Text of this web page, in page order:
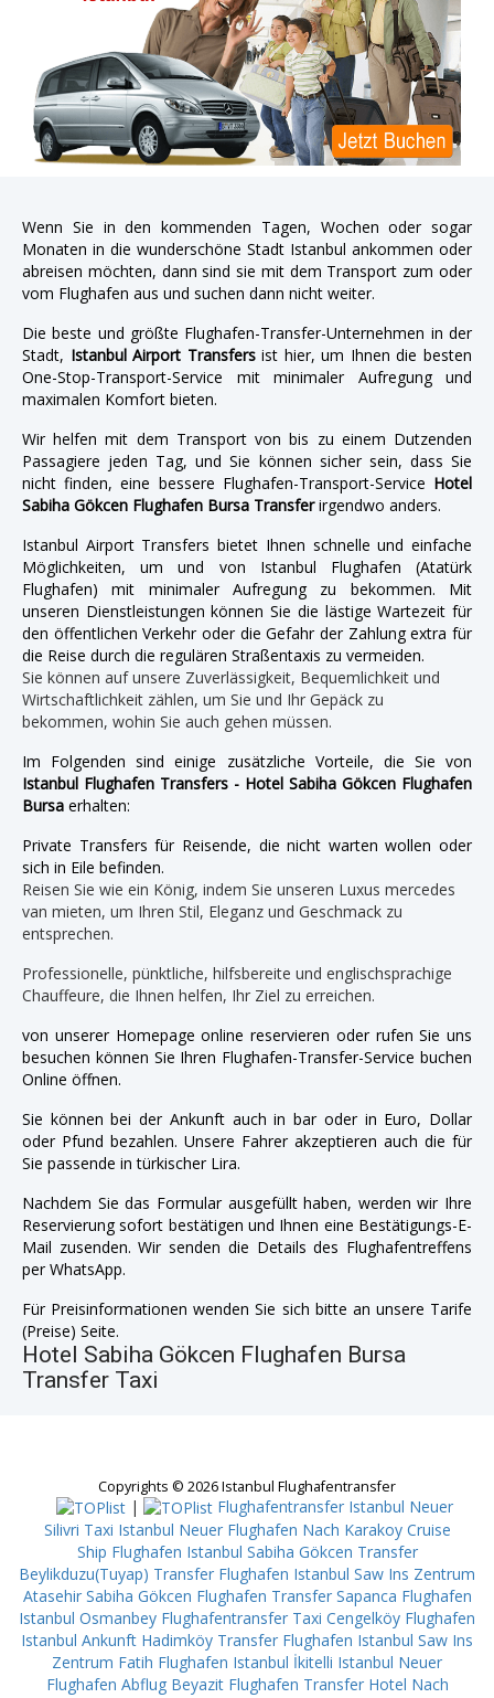
Wenn Sie in den kommenden Tagen, Wochen oder sogar
Monaten in die wunderschöne Stadt Istanbul ankommen oder
abreisen möchten, dann sind sie mit dem Transport zum oder
vom Flughafen aus und suchen dann nicht weiter.
Die beste und größte Flughafen-Transfer-Unternehmen in der
Stadt, Istanbul Airport Transfersist hier, um Ihnen die besten
One-Stop-Transport-Service mit minimaler Aufregung und
maximalen Komfort bieten.
Wir helfen mit dem Transport von bis zu einem Dutzenden
Passagiere jeden Tag, und Sie können sicher sein, dass Sie
nicht finden, eine bessere Flughafen-Transport-Service Hotel
Sabiha Gökcen Flughafen Bursa Transferirgendwo anders.
Istanbul Airport Transfers bietet Ihnen schnelle und einfache
Möglichkeiten, um und von Istanbul Flughafen (Atatürk
Flughafen) mit minimaler Aufregung zu bekommen. Mit
unseren Dienstleistungen können Sie die lästige Wartezeit für
den öffentlichen Verkehr oder die Gefahr der Zahlung extra für
die Reise durch die regulären Straßentaxis zu vermeiden.
Sie können auf unsere Zuverlässigkeit, Bequemlichkeit und
Wirtschaftlichkeit zählen, um Sie und Ihr Gepäck zu
bekommen, wohin Sie auch gehen müssen.
Im Folgenden sind einige zusätzliche Vorteile, die Sie von
Istanbul Flughafen Transfers - Hotel Sabiha Gökcen Flughafen
Bursa erhalten:
Private Transfers für Reisende, die nicht warten wollen oder
sich in Eile befinden.
Reisen Sie wie ein König, indem Sie unseren Luxus mercedes
van mieten, um Ihren Stil, Eleganz und Geschmack zu
entsprechen.
Professionelle, pünktliche, hilfsbereite und englischsprachige
Chauffeure, die Ihnen helfen, Ihr Ziel zu erreichen.
von unserer Homepage online reservieren oder rufen Sie uns
besuchen können Sie Ihren Flughafen-Transfer-Service buchen
Online öffnen.
Sie können bei der Ankunft auch in bar oder in Euro, Dollar
oder Pfund bezahlen. Unsere Fahrer akzeptieren auch die für
Sie passende in türkischer Lira.
Nachdem Sie das Formular ausgefüllt haben, werden wir Ihre
Reservierung sofort bestätigen und Ihnen eine Bestätigungs-E-
Mail zusenden. Wir senden die Details des Flughafentreffens
per WhatsApp.
Für Preisinformationen wenden Sie sich bitte an unsere Tarife
(Preise) Seite.
Hotel Sabiha Gökcen Flughafen Bursa
Transfer Taxi
Copyrights © 2026 Istanbul Flughafentransfer
|
Flughafentransfer Istanbul Neuer
Silivri Taxi Istanbul Neuer Flughafen Nach Karakoy Cruise
Ship Flughafen Istanbul Sabiha Gökcen Transfer
Beylikduzu(Tuyap) Transfer Flughafen Istanbul Saw Ins Zentrum
Atasehir Sabiha Gökcen Flughafen Transfer Sapanca Flughafen
Istanbul Osmanbey Flughafentransfer Taxi Cengelköy Flughafen
Istanbul Ankunft Hadimköy Transfer Flughafen Istanbul Saw Ins
Zentrum Fatih Flughafen Istanbul İkitelli Istanbul Neuer
Flughafen Abflug Beyazit Flughafen Transfer Hotel Nach